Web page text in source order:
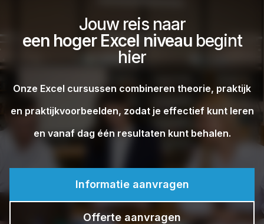
Jouw reis naar
een hoger Excel niveaubegint
hier
Onze Excel cursussen combineren theorie, praktijk
en praktijkvoorbeelden, zodat je effectief kunt leren
en vanaf dag één resultaten kunt behalen.
Informatie aanvragen
Offerte aanvragen